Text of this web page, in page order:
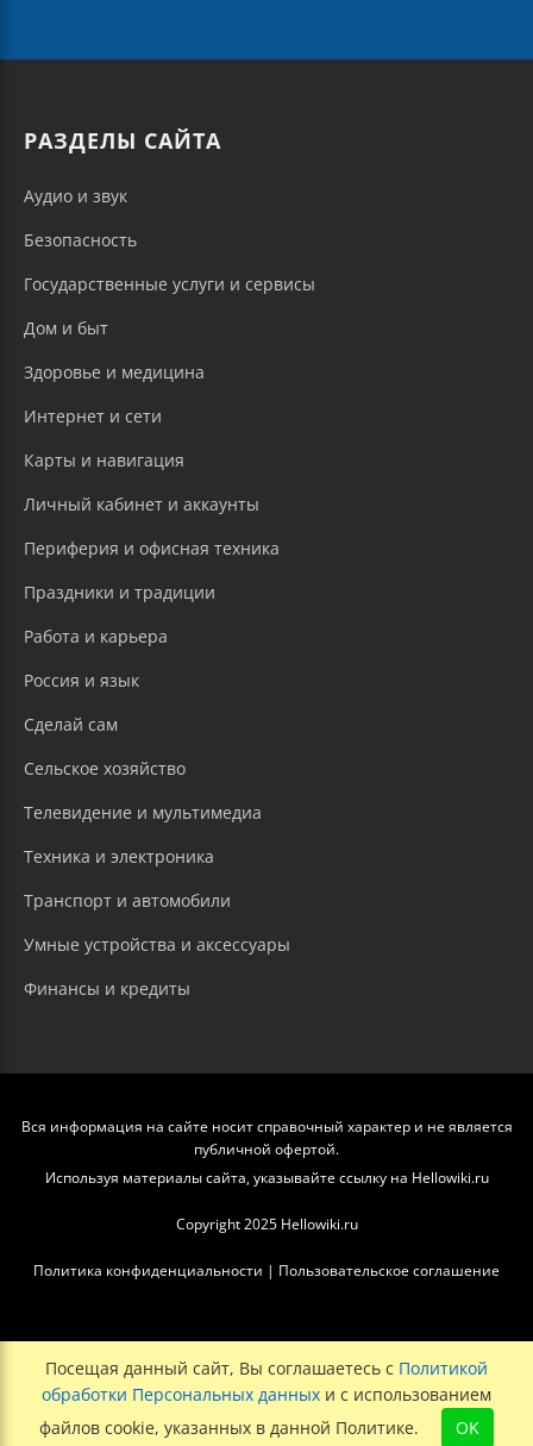
РАЗДЕЛЫ САЙТА
Аудио и звук
Безопасность
Государственные услуги и сервисы
Дом и быт
Здоровье и медицина
Интернет и сети
Карты и навигация
Личный кабинет и аккаунты
Периферия и офисная техника
Праздники и традиции
Работа и карьера
Россия и язык
Сделай сам
Сельское хозяйство
Телевидение и мультимедиа
Техника и электроника
Транспорт и автомобили
Умные устройства и аксессуары
Финансы и кредиты
Вся информация на сайте носит справочный характер и не является
публичной офертой.
Используя материалы сайта, указывайте ссылку на Hellowiki.ru
Copyright 2025 Hellowiki.ru
Политика конфиденциальности | Пользовательское соглашение
Посещая данный сайт, Вы соглашаетесь с Политикой
обработки Персональных данных и с использованием
файлов cookie, указанных в данной Политике.
OK